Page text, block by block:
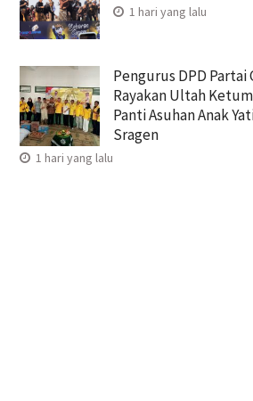
1 hari yang lalu
Pengurus DPD Partai
Rayakan Ultah
Panti Asuhan Anak
Sragen
1 hari yang lalu